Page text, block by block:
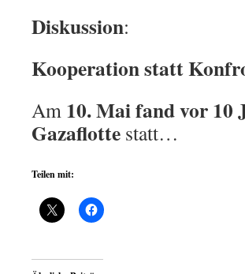
Diskussion:
Kooperation statt
Am 10. Mai fand vor 10
Gazaflotte statt…
Teilen mit: